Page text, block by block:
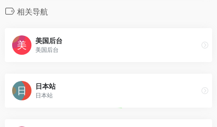
相关导航
美国后台
美国后台
日本站
日本站